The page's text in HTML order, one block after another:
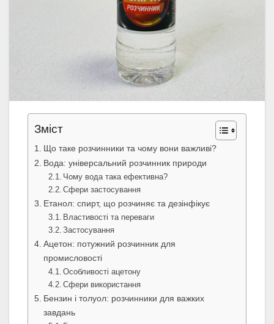
Зміст
Що таке розчинники та чому вони важливі?
Вода: універсальний розчинник природи
Чому вода така ефективна?
Сфери застосування
Етанол: спирт, що розчиняє та дезінфікує
Властивості та переваги
Застосування
Ацетон: потужний розчинник для
промисловості
Особливості ацетону
Сфери використання
Бензин і толуол: розчинники для важких
завдань